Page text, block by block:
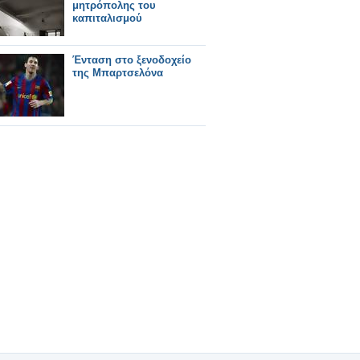
μητρόπολης του
καπιταλισμού
Ένταση στο ξενοδοχείο
της Μπαρτσελόνα